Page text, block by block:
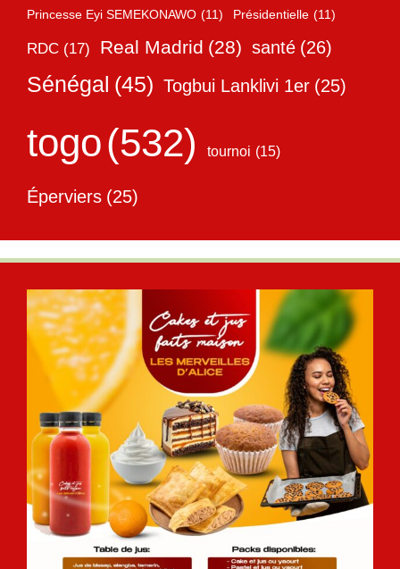
Princesse Eyi SEMEKONAWO (11) Présidentielle (11)
RDC (17) Real Madrid (28) santé (26)
Sénégal (45) Togbui Lanklivi 1er (25)
togo(532) tournoi (15)
Éperviers (25)